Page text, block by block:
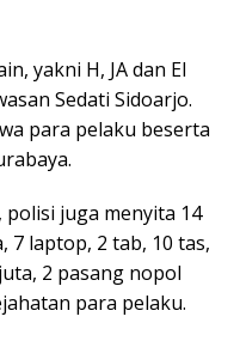
yakni H, JA dan EI
Sedati Sidoarjo.
para pelaku beserta
polisi juga menyita 14
7 laptop, 2 tab, 10 tas,
2 pasang nopol
para pelaku.